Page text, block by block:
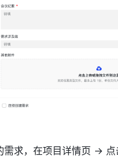
需求，在项目详情页 →